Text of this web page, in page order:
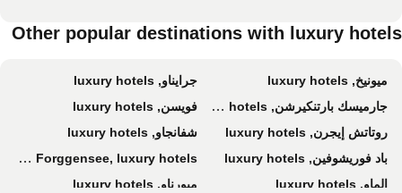
Other popular destinations with luxury
ميونيخ, luxury hotels
جرايناو, luxury hotels
جارميسك بارتنكيرشن, luxury hotels
فويسن, luxury hotels
روتاتش إيجرن, luxury hotels
شفانجاو, luxury hotels
باد فوريشوفين, luxury hotels
Rieden am Forggensee, luxury hotels
إلماو, luxury hotels
ميورناو, luxury hotels